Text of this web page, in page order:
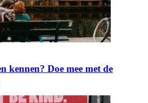
kennen? Doe mee met de